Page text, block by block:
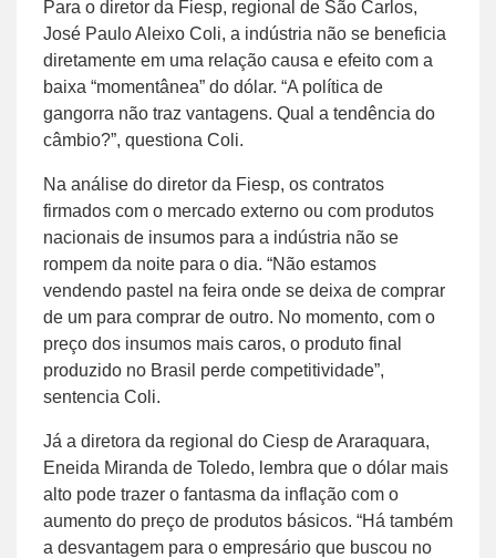
Para o diretor da Fiesp, regional de São Carlos,
José Paulo Aleixo Coli, a indústria não se beneficia
diretamente em uma relação causa e efeito com a
baixa “momentânea” do dólar. “A política de
gangorra não traz vantagens. Qual a tendência do
câmbio?”, questiona Coli.
Na análise do diretor da Fiesp, os contratos
firmados com o mercado externo ou com produtos
nacionais de insumos para a indústria não se
rompem da noite para o dia. “Não estamos
vendendo pastel na feira onde se deixa de comprar
de um para comprar de outro. No momento, com o
preço dos insumos mais caros, o produto final
produzido no Brasil perde competitividade”,
sentencia Coli.
Já a diretora da regional do Ciesp de Araraquara,
Eneida Miranda de Toledo, lembra que o dólar mais
alto pode trazer o fantasma da inflação com o
aumento do preço de produtos básicos. “Há também
a desvantagem para o empresário que buscou no